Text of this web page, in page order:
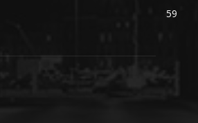
59